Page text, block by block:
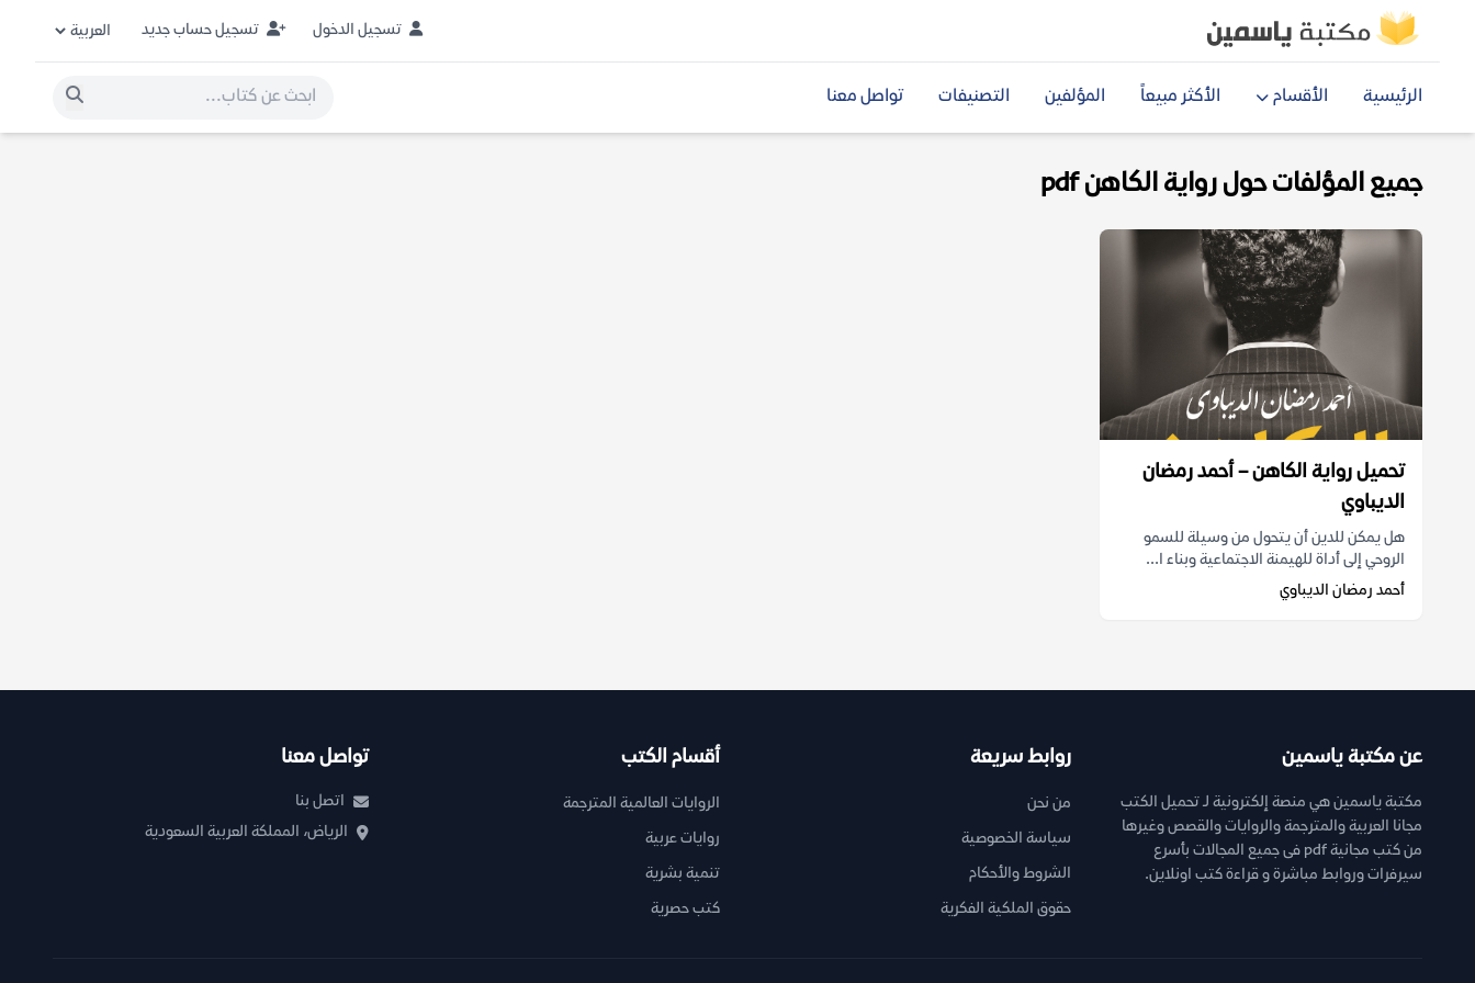
تسجيل الدخول تسجيل حساب جديد
الرئيسية الأقسام الأكثر مبيعاً المؤلفين التصنيفات تواصل معنا
جميع المؤلفات حول رواية الكاهن pdf
تحميل رواية الكاهن – أحمد رمضان
الديباوي
هل يمكن للدين أن يتحول من وسيلة للسمو
الروحي إلى أداة للهيمنة الاجتماعية وبناء ا...
أحمد رمضان الديباوي
عن مكتبة ياسمين
مكتبة ياسمين هي منصة إلكترونية لـ تحميل الكتب
مجانا العربية والمترجمة والروايات والقصص وغيرها
من كتب مجانية pdf فى جميع المجالات بأسرع
سيرفرات وروابط مباشرة و قراءة كتب اونلاين.
روابط سريعة
من نحن
سياسة الخصوصية
الشروط والأحكام
حقوق الملكية الفكرية
أقسام الكتب
الروايات العالمية المترجمة
روايات عربية
تنمية بشرية
كتب حصرية
تواصل معنا
اتصل بنا
الرياض، المملكة العربية السعودية